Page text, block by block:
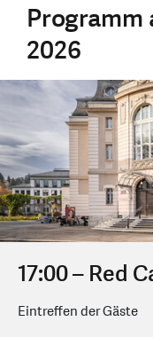
Programm
2026
17:00 – Red
Eintreffen der Gäste